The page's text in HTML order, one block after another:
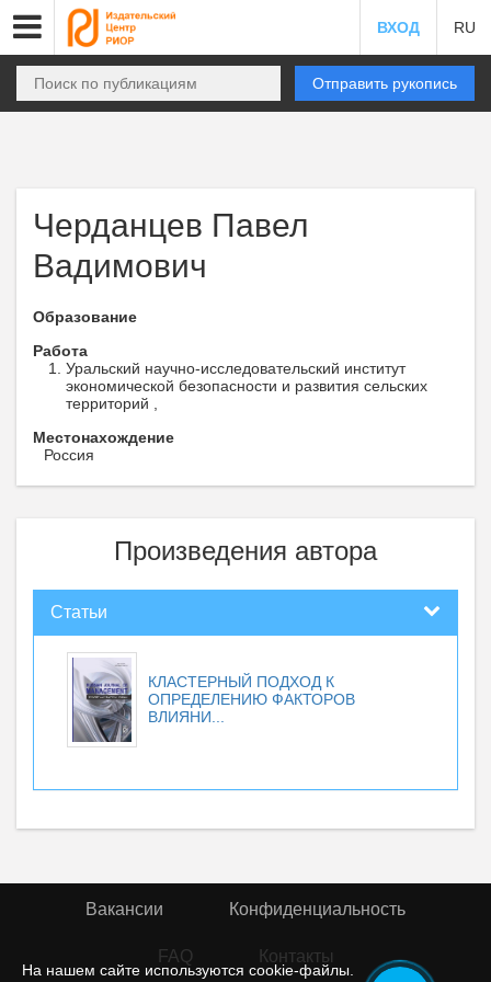
На нашем сайте используются cookie-файлы.
ВХОД RU
Отправить рукопись
Черданцев Павел
Вадимович
Образование
Работа
Уральский научно-исследовательский институт
экономической безопасности и развития сельских
территорий ,
Местонахождение
Россия
Произведения автора
Статьи
КЛАСТЕРНЫЙ ПОДХОД К
ОПРЕДЕЛЕНИЮ ФАКТОРОВ
ВЛИЯНИ...
Вакансии Конфиденциальность
FAQ Контакты